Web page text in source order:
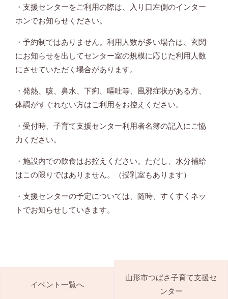
・支援センターをご利用の際は、入り口左側のインター
ホンでお知らせください。
・予約制ではありません。利用人数が多い場合は、玄関
にお知らせを出してセンター室の規模に応じた利用人数
にさせていただく場合があります。
・発熱、咳、鼻水、下痢、嘔吐等、風邪症状がある方、
体調がすぐれない方はご利用をお控えください。
・受付時、子育て支援センター利用者名簿の記入にご協
力ください。
・施設内での飲食はお控えください。ただし、水分補給
はこの限りではありません。（授乳室もあります）
・支援センターの予定については、随時、すくすくネッ
トでお知らせしていきます。
イベント一覧へ
山形市つばさ子育て支援セ
ンター